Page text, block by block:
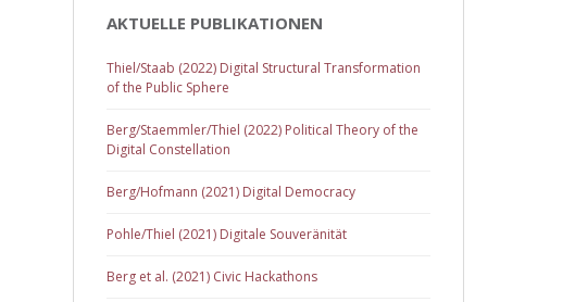
AKTUELLE PUBLIKATIONEN
Thiel/Staab (2022) Digital Structural Transformation
of the Public Sphere
Berg/Staemmler/Thiel (2022) Political Theory of the
Digital Constellation
Berg/Hofmann (2021) Digital Democracy
Pohle/Thiel (2021) Digitale Souveränität
Berg et al. (2021) Civic Hackathons